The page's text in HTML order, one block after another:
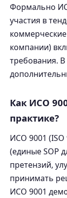
Формально
участия в
компании)
требования. В
Как ИСО
практике?
ИСО 9001 (ISO
(единые SOP
претензий,
принимать
ИСО 9001